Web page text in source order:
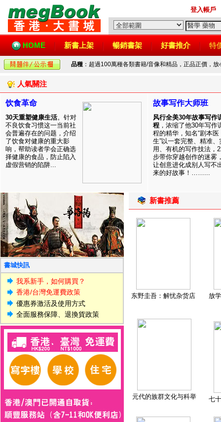
登入帳戶
HOME 新書上架 暢銷書架 好書推介 特
品種 ：超過100萬種各類書籍/音像和精品，正品正價，
人氣關注
饮食革命
30天重塑健康生活。针对
不良饮食习惯这一当前社
会普遍存在的问题，介绍
了饮食对健康的重大影
响，帮助读者学会正确选
择健康的食品，防止陷入
虚假营销的陷阱...
故事写作大师班
风行全美30年故事写作
程 ，浓缩了他30年写作
程的精华，知名“剧本医
生”以一套完整、精准、
用、有机的写作技法，
步带你穿越创作的迷雾
让创意进化成别人写不
来的好故事！……...
書城快訊
我系新手，如何購買？
香港/台灣免運費政策
優惠券激活及使用方式
全面服務保障、退換貨政策
新書推薦
东野圭吾：解忧杂货店 放
元代的族群文化与科举 七